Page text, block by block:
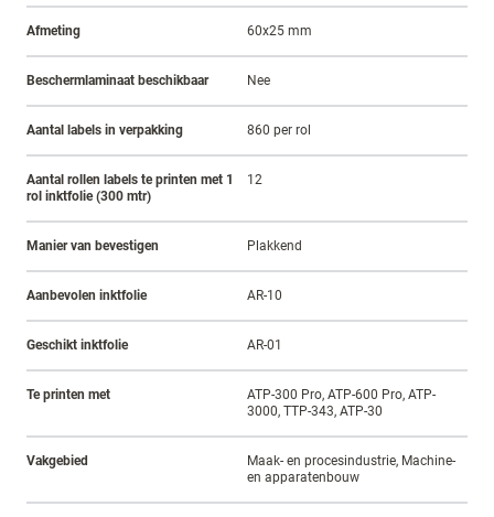
Afmeting 60x25 mm
Beschermlaminaat beschikbaar Nee
Aantal labels in verpakking 860 per rol
Aantal rollen labels te printen met 1
rol inktfolie (300 mtr)
12
Manier van bevestigen Plakkend
Aanbevolen inktfolie AR-10
Geschikt inktfolie AR-01
Te printen met
ATP-300 Pro, ATP-600 Pro, ATP-
3000, TTP-343, ATP-30
Vakgebied
Maak- en procesindustrie, Machine-
en apparatenbouw